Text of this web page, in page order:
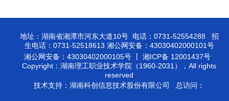
地址：湖南省湘潭市河东大道10号 电话：0731-52554288 招
生电话：0731-52518613 湘公网安备：43030402000101号
湘公网安备：43030402000105号 丨 湘ICP备 12001437号
Copyright：湖南理工职业技术学院（1960-2031），All rights
reserved
技术支持：湖南科创信息技术股份有限公司 总访问：